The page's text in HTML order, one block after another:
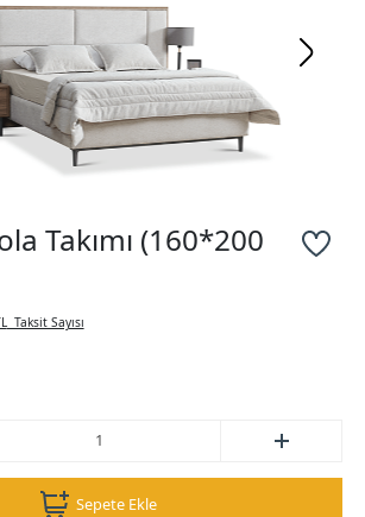
Takımı (160*200
Taksit Sayısı
Sepete Ekle